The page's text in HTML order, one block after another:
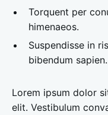
Torquent per
himenaeos.
Suspendisse in
bibendum sapien.
Lorem ipsum dolor
elit. Vestibulum